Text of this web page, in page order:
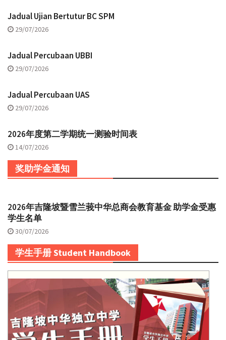
Jadual Ujian Bertutur BC SPM
29/07/2026
Jadual Percubaan UBBI
29/07/2026
Jadual Percubaan UAS
29/07/2026
2026年度第二学期统一测验时间表
14/07/2026
奖助学金通知
2026年吉隆坡暨雪兰莪中华总商会教育基金 助学金受惠
学生名单
30/07/2026
学生手册 Student Handbook